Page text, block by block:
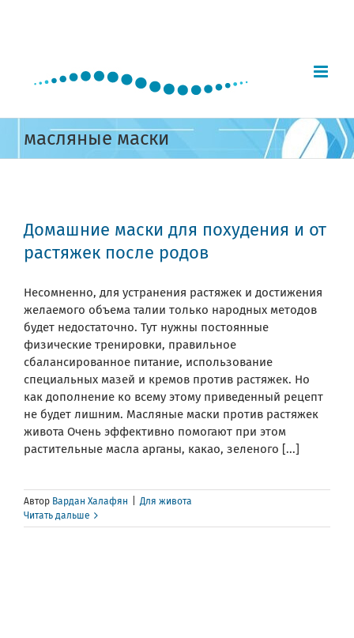
масляные маски
Домашние маски для похудения и от
растяжек после родов
Несомненно, для устранения растяжек и достижения
желаемого объема талии только народных методов
будет недостаточно. Тут нужны постоянные
физические тренировки, правильное
сбалансированное питание, использование
специальных мазей и кремов против растяжек. Но
как дополнение ко всему этому приведенный рецепт
не будет лишним. Масляные маски против растяжек
живота Очень эффективно помогают при этом
растительные масла арганы, какао, зеленого [...]
Автор Вардан Халафян
Для живота
Читать дальше